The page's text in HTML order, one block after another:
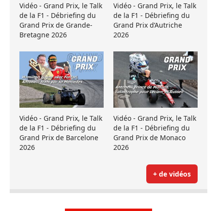
Vidéo - Grand Prix, le Talk
de la F1 - Débriefing du
Grand Prix de Grande-
Bretagne 2026
Vidéo - Grand Prix, le Talk
de la F1 - Débriefing du
Grand Prix d’Autriche
2026
Vidéo - Grand Prix, le Talk
de la F1 - Débriefing du
Grand Prix de Barcelone
2026
Vidéo - Grand Prix, le Talk
de la F1 - Débriefing du
Grand Prix de Monaco
2026
+ de vidéos